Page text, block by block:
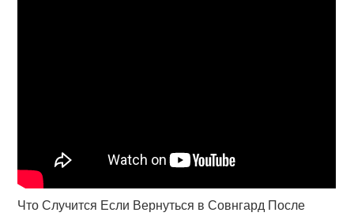
Что Случится Если Вернуться в Совнгард После